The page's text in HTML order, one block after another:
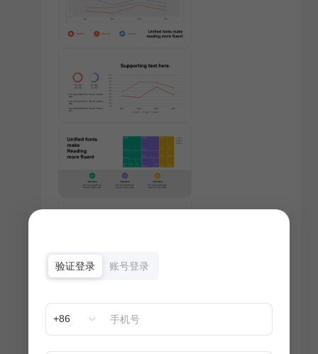
验证登录 账号登录
+86